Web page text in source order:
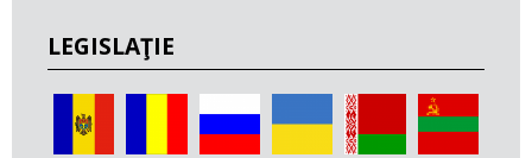
LEGISLAŢIE